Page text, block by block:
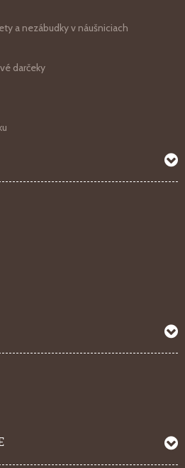
a nezábudky v náušniciach
darčeky